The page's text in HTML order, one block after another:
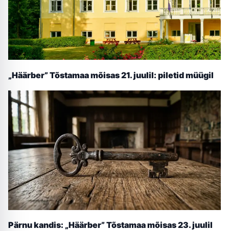
„Häärber” Tõstamaa mõisas 21. juulil: piletid müügil
Pärnu kandis: „Häärber” Tõstamaa mõisas 23. juulil